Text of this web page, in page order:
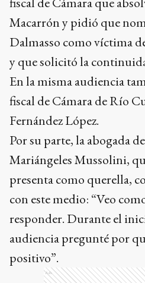
Macarrón y pidió que
Dalmasso como víctima
y que solicitó la
En la misma audiencia
fiscal de Cámara de Río
Fernández López.
Por su parte, la abogada
Mariángeles Mussolini,
presenta como querella,
con este medio: “Veo
responder. Durante el
audiencia pregunté por
positivo”.
Ads